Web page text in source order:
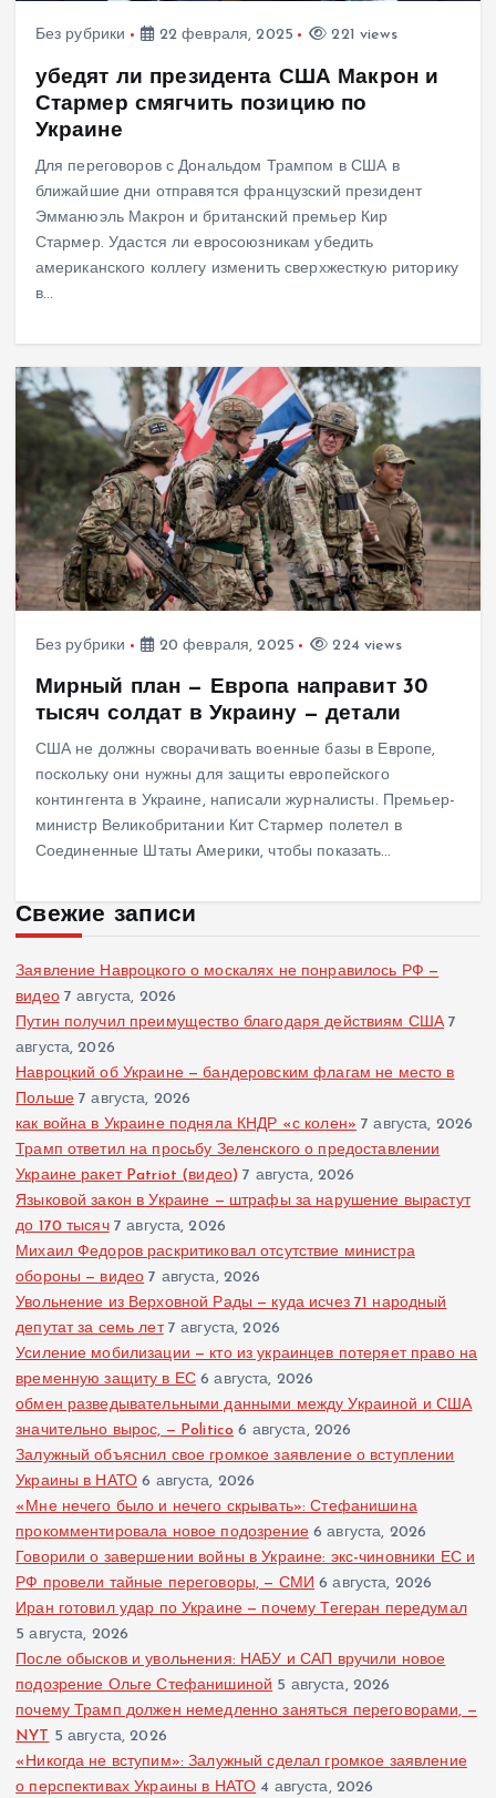
Без рубрики 22 февраля, 2025 221 views
убедят ли президента США Макрон и
Стармер смягчить позицию по
Украине
Для переговоров с Дональдом Трампом в США в
ближайшие дни отправятся французский президент
Эмманюэль Макрон и британский премьер Кир
Стармер. Удастся ли евросоюзникам убедить
американского коллегу изменить сверхжесткую риторику
в…
Без рубрики 20 февраля, 2025 224 views
Мирный план — Европа направит 30
тысяч солдат в Украину — детали
США не должны сворачивать военные базы в Европе,
поскольку они нужны для защиты европейского
контингента в Украине, написали журналисты. Премьер-
министр Великобритании Кит Стармер полетел в
Соединенные Штаты Америки, чтобы показать…
Свежие записи
Заявление Навроцкого о москалях не понравилось РФ —
видео 7 августа, 2026
Путин получил преимущество благодаря действиям США 7
августа, 2026
Навроцкий об Украине — бандеровским флагам не место в
Польше 7 августа, 2026
как война в Украине подняла КНДР «с колен» 7 августа, 2026
Трамп ответил на просьбу Зеленского о предоставлении
Украине ракет Patriot (видео) 7 августа, 2026
Языковой закон в Украине — штрафы за нарушение вырастут
до 170 тысяч 7 августа, 2026
Михаил Федоров раскритиковал отсутствие министра
обороны — видео 7 августа, 2026
Увольнение из Верховной Рады — куда исчез 71 народный
депутат за семь лет 7 августа, 2026
Усиление мобилизации — кто из украинцев потеряет право на
временную защиту в ЕС 6 августа, 2026
обмен разведывательными данными между Украиной и США
значительно вырос, — Politico 6 августа, 2026
Залужный объяснил свое громкое заявление о вступлении
Украины в НАТО 6 августа, 2026
«Мне нечего было и нечего скрывать»: Стефанишина
прокомментировала новое подозрение 6 августа, 2026
Говорили о завершении войны в Украине: экс-чиновники ЕС и
РФ провели тайные переговоры, — СМИ 6 августа, 2026
Иран готовил удар по Украине — почему Тегеран передумал
5 августа, 2026
После обысков и увольнения: НАБУ и САП вручили новое
подозрение Ольге Стефанишиной 5 августа, 2026
почему Трамп должен немедленно заняться переговорами, —
NYT 5 августа, 2026
«Никогда не вступим»: Залужный сделал громкое заявление
о перспективах Украины в НАТО 4 августа, 2026